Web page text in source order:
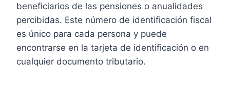
beneficiarios de las pensiones o anualidades
percibidas. Este número de identificación fiscal
es único para cada persona y puede
encontrarse en la tarjeta de identificación o en
cualquier documento tributario.